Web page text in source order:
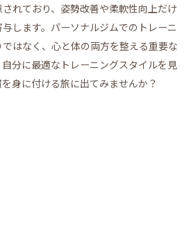
れており、姿勢改善や柔軟性向上だけ
します。パーソナルジムでのトレーニ
はなく、心と体の両方を整える重要な
分に最適なトレーニングスタイルを見
身に付ける旅に出てみませんか？